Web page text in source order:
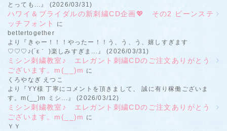
とっても...』 (2026/03/31)
ハワイ＆ブライダルの新刺繍CD企画💖 その2 ビーンステ
ッチフォント
に
bettertogether
より『きゃー！！！やったー！！う、う、う、嬉しすぎます
♡♡♡♪(´ε｀ )楽しみすぎま...』 (2026/03/31)
ミシン刺繍教室♪ エレガント刺繍CDのご注文ありがとう
ございます。m(__)m に
くろやなぎ えつこ
より『YY様 丁寧にコメントを頂きまして、 誠に有り稼働ございま
す。m(__)m ミシ...』 (2026/03/12)
ミシン刺繍教室♪ エレガント刺繍CDのご注文ありがとう
ございます。m(__)m に
ＹＹ